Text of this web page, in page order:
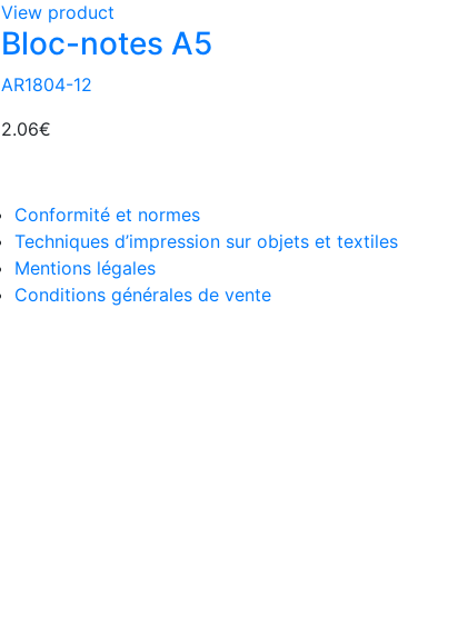
View product
Bloc-notes A5
AR1804-12
2.06€
Conformité et normes
Techniques d’impression sur objets et textiles
Mentions légales
Conditions générales de vente